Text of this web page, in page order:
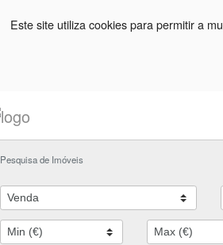
Este site utiliza cookies para permitir a
Pesquisa de Imóveis